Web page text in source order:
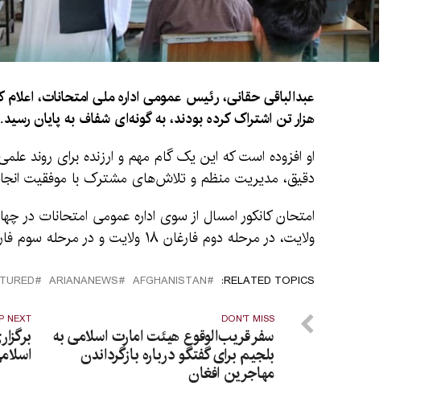
هزار تن اشتراک کرده بودند، به گونه‌ای شفاف به پایان رسید.
او افزوده است که این یک گام مهم و ارزنده برای روند
دقیق، مدیریت منظم و تلاش‌های مشترک با موفقیت
ولایت، در مرحله دوم فارغان ۱۸ ولایت و در مرحله سوم فارغان صنف دوازدهم ولایت کابل شامل بودند.
RELATED TOPICS:
AFGHANISTAN
ARIANANEWS
NEXT DON'T MISS
سفر قریب‌الوقوع هیئت امارت اسلامی به
بلجیم برای گفتگو درباره بازگرداندن
مهاجرین افغان